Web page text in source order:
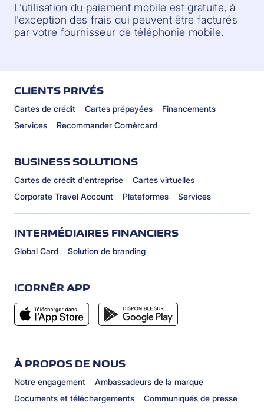
L’utilisation du paiement mobile est gratuite, à
l’exception des frais qui peuvent être facturés
par votre fournisseur de téléphonie mobile.
CLIENTS PRIVÉS
Cartes de crédit Cartes prépayées
Financements
Services
Recommander Cornèrcard
BUSINESS SOLUTIONS
Cartes de crédit d'entreprise
Cartes virtuelles
Corporate Travel Account
Plateformes Services
INTERMÉDIAIRES FINANCIERS
Global Card Solution de branding
ICORNÈR APP
À PROPOS DE NOUS
Notre engagement
Ambassadeurs de la marque
Documents et téléchargements
Communiqués de presse